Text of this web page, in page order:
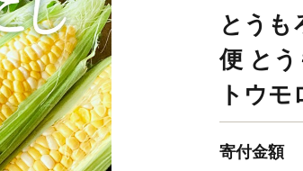
とうも
便 と
トウ
寄付金額